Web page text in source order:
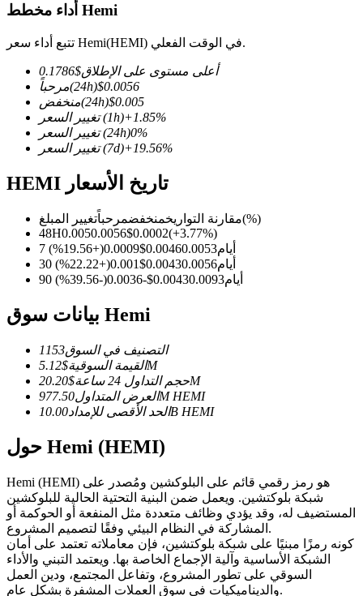
العقود الآجلة لـ COIN-M
العقود الآجلة للعملات المشفرة
TradFi
مشتقات الأسهم والعملات الأجنبية والمعادن الثمينة والسلع
العقود الآجلة USDC
نسخ التداول
انضم إلى أفضل المتداولين
أداء مخطط Hemi
تتبع أداء سعر Hemi(HEMI) في الوقت الفعلي.
أعلى مستوى على الإطلاق$
0.1786
مرحباً
(24h)$0.0056
منخفض
(24h)$0.005
تغيير السعر
(1h)+1.85%
تغيير السعر
(24h)0%
تغيير السعر
(7d)+19.56%
HEMI تاريخ الأسعار
مقارنة التواريخمنخفضمرحباًتغيير المبلغ
(%)
48H0.0050.0056$0.0002(+3.77%)
7 أيام
0.00460.0053
$
0.0009
(
+
19.56
%)
30 أيام
0.00430.0056
$
0.001
(
+
22.22
%)
90 أيام
0.00430.0093
$
-0.0036
(
-39.56
%)
بيانات سوق Hemi
التصنيف في السوق1153
القيمة السوقية$
5.12M
حجم التداول 24 ساعة
$
20.20M
العرض المتداول977.50M HEMI
الحد الأقصى للإمداد10.00B HEMI
حول Hemi (HEMI)
Hemi (HEMI) هو رمز رقمي قائم على البلوكشين ومُصدر على
شبكة بلوكتشين. ويعمل ضمن البنية التحتية الحالية للبلوكشين
المستضيف له، وقد يؤدي وظائف متعددة مثل المنفعة أو الحوكمة أو
المشاركة في النظام البيئي وفقًا لتصميم المشروع.
كونه رمزًا مبنيًا على شبكة بلوكتشين، فإن معاملاته تعتمد على أمان
الشبكة الأساسية وآلية الإجماع الخاصة بها. ويعتمد التبني والأداء
السوقي على تطور المشروع، وتفاعل المجتمع، ودين العمل
والديناميكيات في سوق العملات المشفرة بشكل عام.